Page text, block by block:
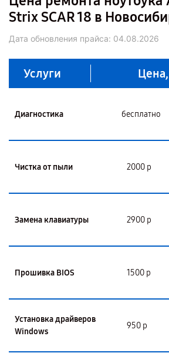
Strix SCAR 18 в
Дата обновления прайса: 04.08.2026
Услуги
Диагностика бесплатно
Чистка от пыли 2000 р
Замена клавиатуры 2900 р
Прошивка BIOS 1500 р
Установка драйверов
Windows
950 р